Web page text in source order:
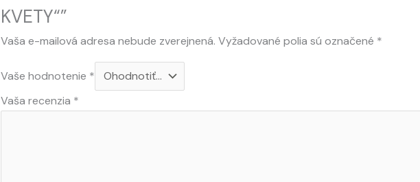
KVETY“”
Vaša e-mailová adresa nebude zverejnená. Vyžadované polia sú označené *
Vaše hodnotenie *
Vaša recenzia *